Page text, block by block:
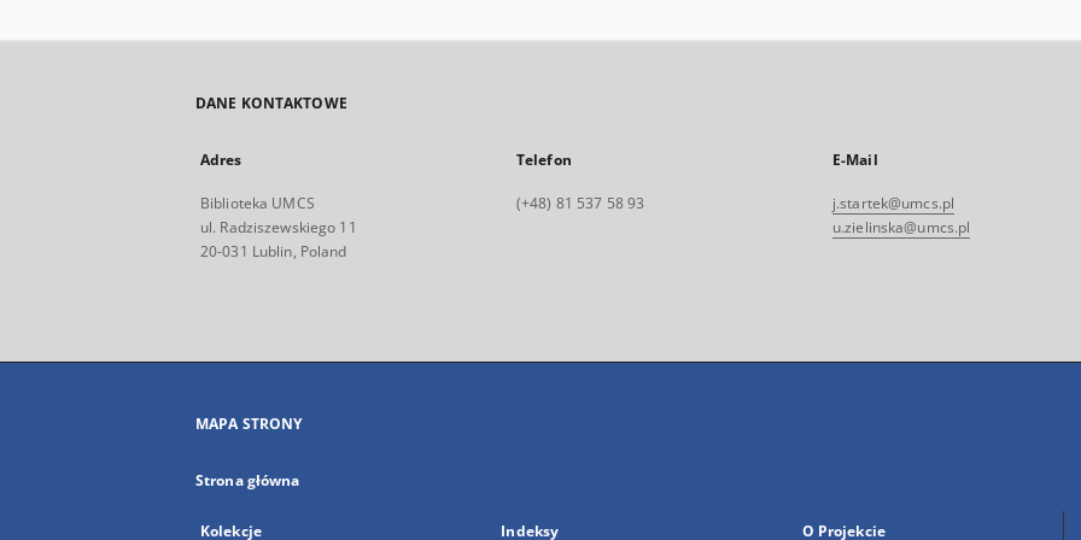
DANE KONTAKTOWE
Adres
Biblioteka UMCS
ul. Radziszewskiego 11
20-031 Lublin, Poland
Telefon
(+48) 81 537 58 93
E-Mail
j.startek@umcs.pl
u.zielinska@umcs.pl
MAPA STRONY
Strona główna
Kolekcje Indeksy O Projekcie